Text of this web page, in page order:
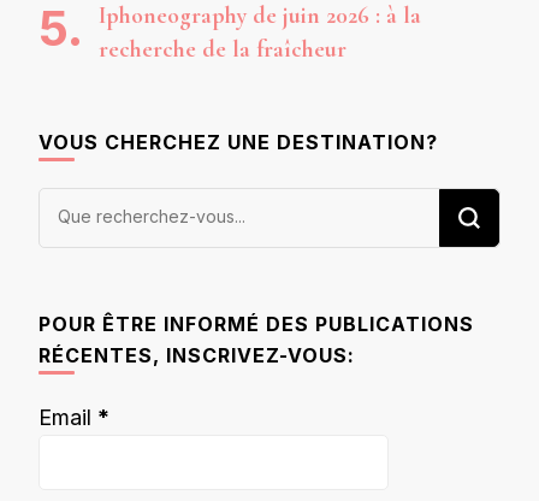
Iphoneography de juin 2026 : à la
recherche de la fraîcheur
VOUS CHERCHEZ UNE DESTINATION?
Vous
POUR ÊTRE INFORMÉ DES PUBLICATIONS
RÉCENTES, INSCRIVEZ-VOUS:
Email *